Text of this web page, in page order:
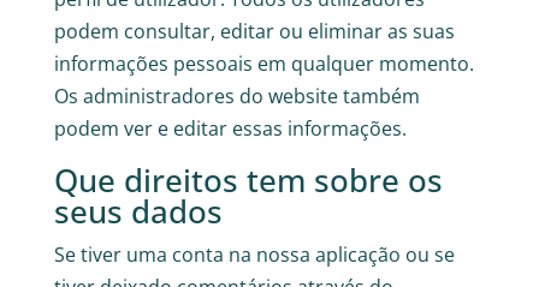
podem consultar, editar ou eliminar as suas
informações pessoais em qualquer momento.
Os administradores do website também
podem ver e editar essas informações.
Que direitos tem sobre os
seus dados
Se tiver uma conta na nossa aplicação ou se